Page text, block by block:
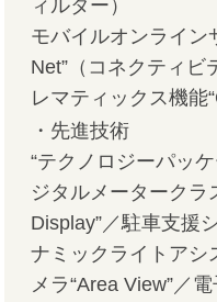
ィルター）
モバイルオンライン
Net”（コネクティビ
レマティックス機能
・先進技術
“テクノロジーパッ
ジタルメータークラ
Display”／駐車支援
ナミックライトアシ
メラ“Area View”／